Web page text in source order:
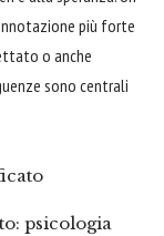
più forte
o anche
sono centrali
psicologia